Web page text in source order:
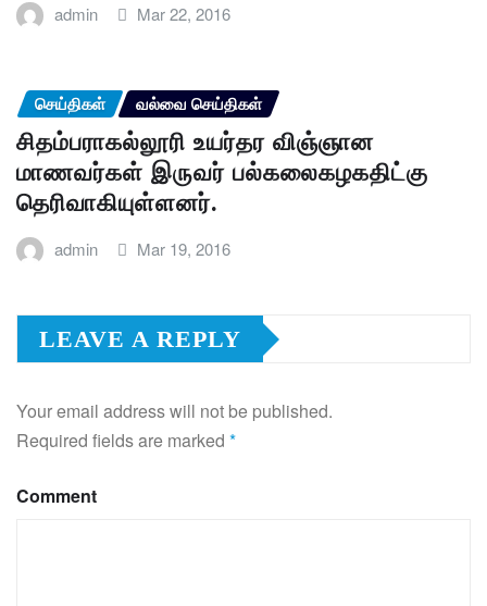
admin Mar 22, 2016
செய்திகள் வல்வை செய்திகள்
சிதம்பராகல்லூரி உயர்தர விஞ்ஞான
மாணவர்கள் இருவர் பல்கலைகழகதிட்கு
தெரிவாகியுள்ளனர்.
admin Mar 19, 2016
LEAVE A REPLY
Your email address will not be published.
Required fields are marked *
Comment